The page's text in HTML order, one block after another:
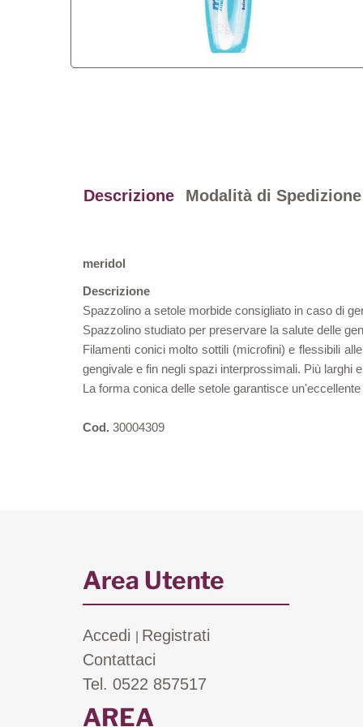
Descrizione Modalità di Spedizione
meridol
Descrizione
Spazzolino a setole morbide consigliato in caso di
Spazzolino studiato per preservare la salute delle
Filamenti conici molto sottili (microfini) e flessibili
gengivale e fin negli spazi interprossimali. Più larghi
La forma conica delle setole garantisce
Cod. 30004309
Area Utente
Accedi
Registrati
Contattaci
Tel. 0522 857517
AREA